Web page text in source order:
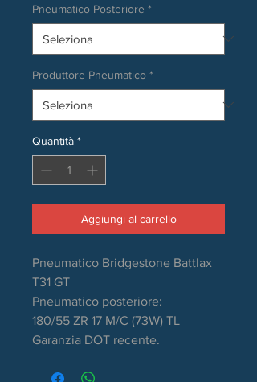
Pneumatico Posteriore *
Produttore Pneumatico *
Quantità *
Aggiungi al carrello
Pneumatico Bridgestone Battlax
T31 GT
Pneumatico posteriore:
180/55 ZR 17 M/C (73W) TL
Garanzia DOT recente.